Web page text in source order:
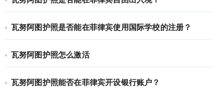
瓦努阿图护照是否能在菲律宾使用国际学校的注册？
瓦努阿图护照怎么激活
瓦努阿图护照能否在菲律宾开设银行账户？